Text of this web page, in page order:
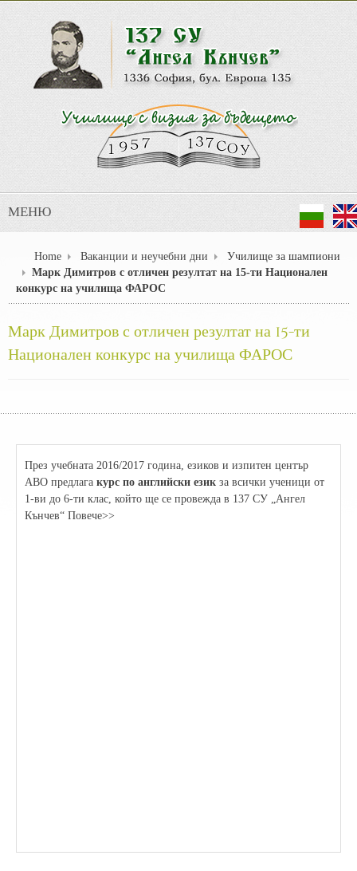
МЕНЮ
Home Ваканции и неучебни дни
Училище за шампиони
Марк Димитров с отличен резултат на 15-ти Национален
конкурс на училища ФАРОС
Марк Димитров с отличен резултат на 15-ти
Национален конкурс на училища ФАРОС
През учебната 2016/2017 година, езиков и изпитен център
АВО предлага курс по английски език за всички ученици от
1-ви до 6-ти клас, който ще се провежда в 137 СУ „Ангел
Кънчев“ Повече>>